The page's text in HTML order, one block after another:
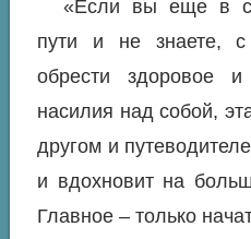
«Если вы еще в
пути и не знаете, с
обрести здоровое
насилия над собой,
другом и
и вдохновит на
Главное – только